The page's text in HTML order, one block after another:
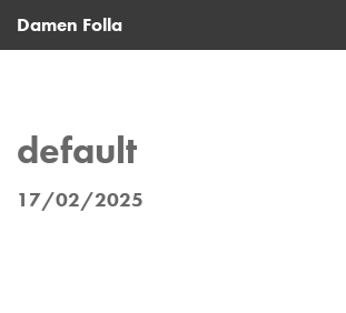
Damen Folla
default
17/02/2025